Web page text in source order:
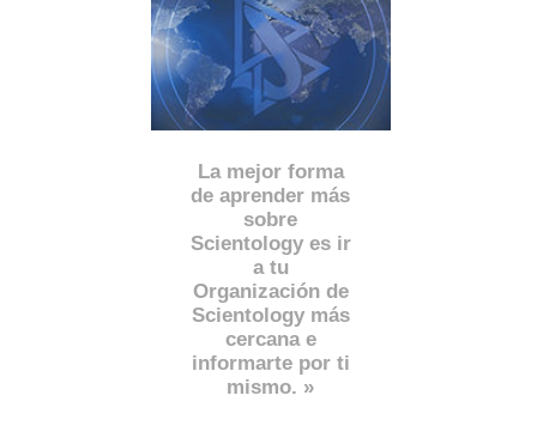
La mejor forma
de aprender más
sobre
Scientology es ir
a tu
Organización de
Scientology más
cercana e
informarte por ti
mismo. »